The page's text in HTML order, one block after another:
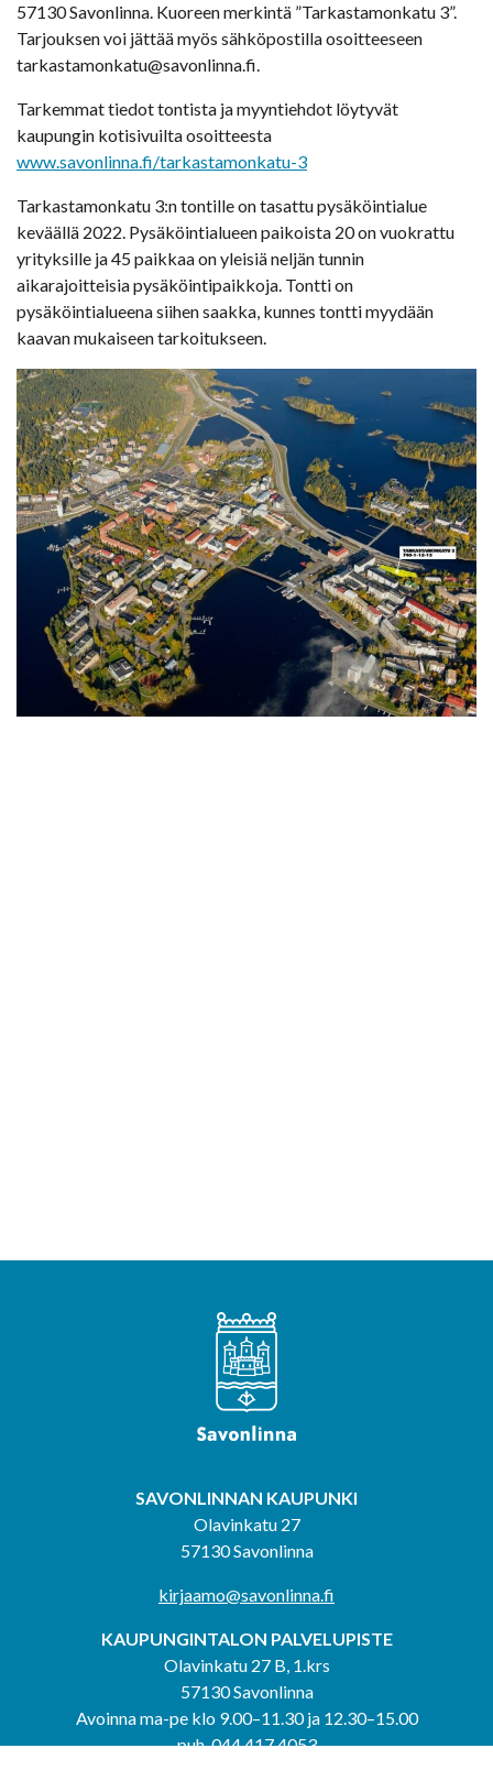
57130 Savonlinna. Kuoreen merkintä ”Tarkastamonkatu 3”.
Tarjouksen voi jättää myös sähköpostilla osoitteeseen
tarkastamonkatu@savonlinna.fi.
Tarkemmat tiedot tontista ja myyntiehdot löytyvät
kaupungin kotisivuilta osoitteesta
www.savonlinna.fi/tarkastamonkatu-3
Tarkastamonkatu 3:n tontille on tasattu pysäköintialue
keväällä 2022. Pysäköintialueen paikoista 20 on vuokrattu
yrityksille ja 45 paikkaa on yleisiä neljän tunnin
aikarajoitteisia pysäköintipaikkoja. Tontti on
pysäköintialueena siihen saakka, kunnes tontti myydään
kaavan mukaiseen tarkoitukseen.
SAVONLINNAN KAUPUNKI
Olavinkatu 27
57130 Savonlinna
kirjaamo@savonlinna.fi
KAUPUNGINTALON PALVELUPISTE
Olavinkatu 27 B, 1.krs
57130 Savonlinna
Avoinna ma-pe klo 9.00–11.30 ja 12.30–15.00
puh. 044 417 4053